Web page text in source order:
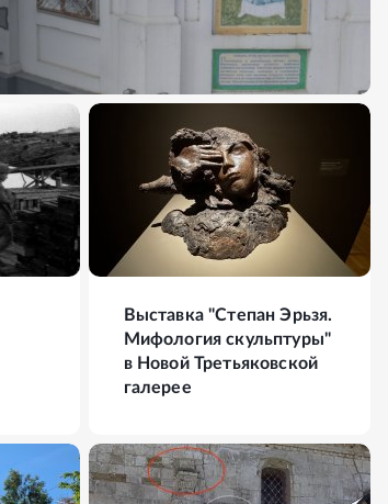
24 ФОТО
Выставка "Степан Эрьзя.
Мифология скульптуры"
в Новой Третьяковской
галерее